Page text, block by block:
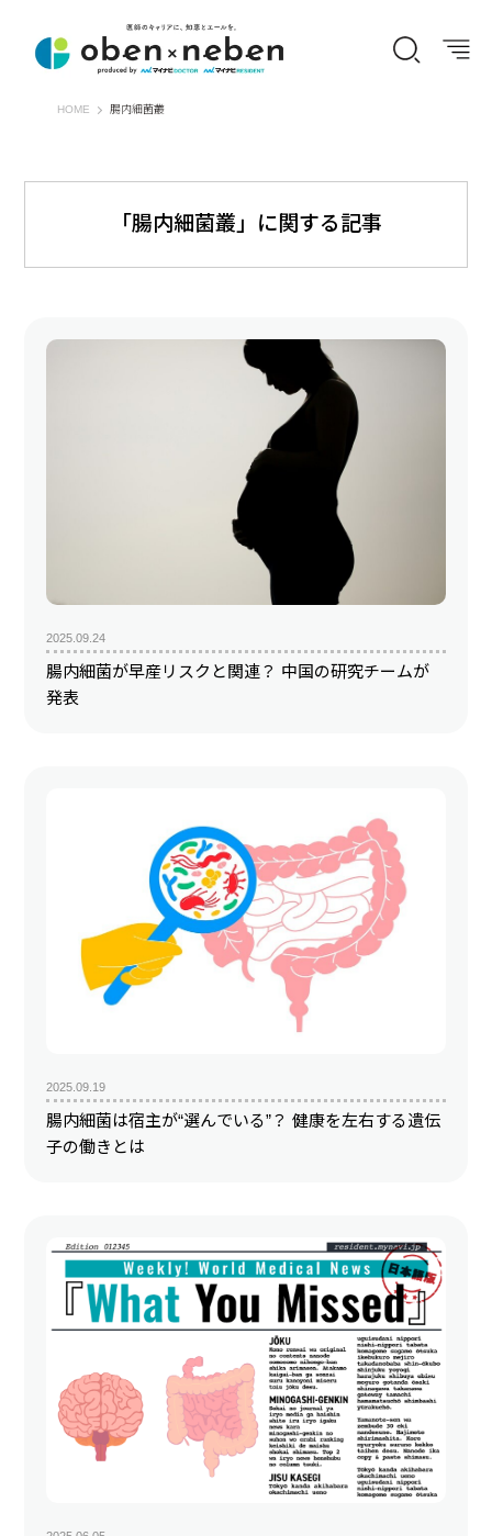
HOME オーベン×ネーベン
腸内細菌叢
「腸内細菌叢」に関する記事
2025.09.24
腸内細菌が早産リスクと関連？ 中国の研究チームが
発表
2025.09.19
腸内細菌は宿主が“選んでいる”？ 健康を左右する遺伝
子の働きとは